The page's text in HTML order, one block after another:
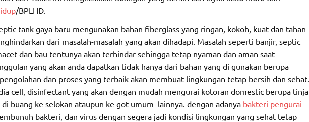
/BPLHD.
tank gaya baru mengunakan bahan fiberglass yang ringan, kokoh, kuat dan tahan
dari masalah-masalah yang akan dihadapi. Masalah seperti banjir, septic
dan bau tentunya akan terhindar sehingga tetap nyaman dan aman saat
yang akan anda dapatkan tidak hanya dari bahan yang di gunakan berupa
dan proses yang terbaik akan membuat lingkungan tetap bersih dan sehat.
cell, disinfectant yang akan dengan mudah mengurai kotoran domestic berupa tinja
buang ke selokan ataupun ke got umum lainnya. dengan adanya bakteri pengurai
bakteri, dan virus dengan segera jadi kondisi lingkungan yang sehat tetap